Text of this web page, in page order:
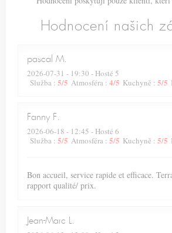
Hodnocení našich
pascal M
2026-07-31 - 19:30 - Hosté 5
Služba : 5/5 Atmosféra : 4/5 Kuchyně : 5/5
Fanny F
2026-06-18 - 12:45 - Hosté 6
Služba : 5/5 Atmosféra : 5/5 Kuchyně : 5/5
Bon accueil, service rapide et efficace.
rapport qualité/ prix.
Jean-Marc L